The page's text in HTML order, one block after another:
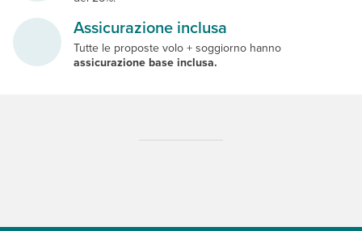
Assicurazione inclusa
Tutte le proposte volo + soggiorno hanno
assicurazione base inclusa.